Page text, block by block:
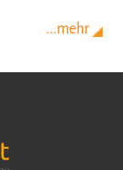
...mehr